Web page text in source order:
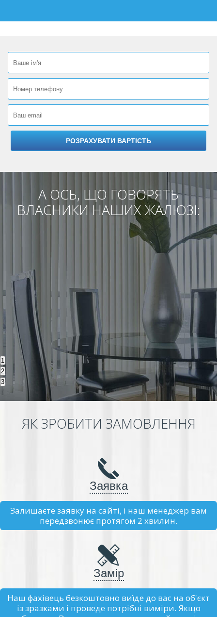
А ОСЬ, ЩО ГОВОРЯТЬ
ВЛАСНИКИ НАШИХ ЖАЛЮЗІ:
1
2
3
ЯК ЗРОБИТИ ЗАМОВЛЕННЯ
Заявка
Залишаєте заявку на сайті, і наш менеджер вам
передзвонює протягом 2 хвилин.
Замір
Наш фахівець безкоштовно виїде до вас на об'єкт
із зразками і проведе потрібні виміри. Якщо